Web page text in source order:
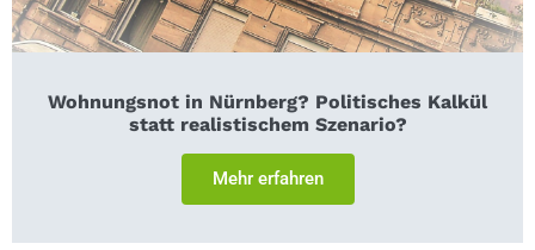
Wohnungsnot in Nürnberg? Politisches Kalkül
statt realistischem Szenario?
Mehr erfahren